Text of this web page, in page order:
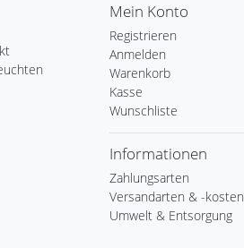
Mein Konto
Registrieren
Anmelden
Warenkorb
Kasse
Wunschliste
Informationen
Zahlungsarten
Versandarten & -kosten
Umwelt & Entsorgung